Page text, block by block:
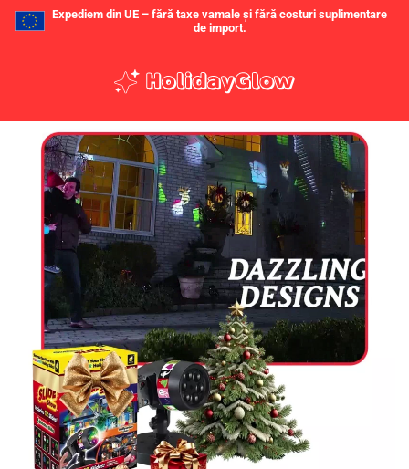
Expediem din UE – fără taxe vamale și fără costuri suplimentare
de import.